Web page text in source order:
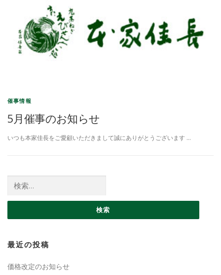
催事情報
5月催事のお知らせ
いつも本家佳長をご愛顧いただきまして誠にありがとうございます …
最近の投稿
価格改定のお知らせ